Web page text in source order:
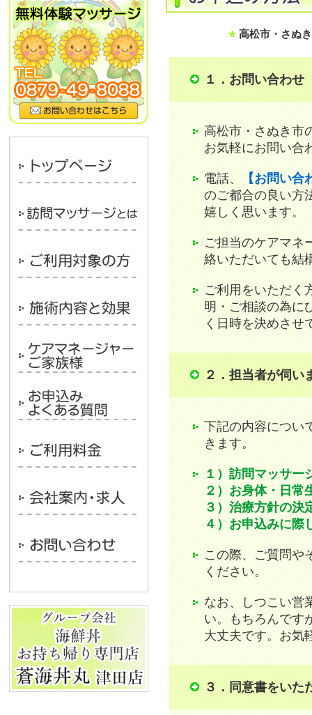
高松市・さぬ
１．お問い合わせ
高松市・さぬき市
お気軽にお問い合
電話、
【お問い合
のご都合の良い方
嬉しく思います。
ご担当のケアマネ
絡いただいても結
ご利用をいただく
明・ご相談の為に
く日時を決めさせ
２．担当者が伺い
下記の内容につい
きます。
１）訪問マッサー
２）お身体・日常
３）治療方針の決
４）お申込みに際
この際、ご質問や
ください。
なお、しつこい営
い。もちろんです
大丈夫です。お気
３．同意書をいた